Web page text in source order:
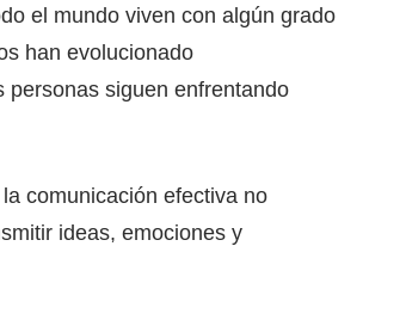
el mundo viven con algún grado
han evolucionado
personas siguen enfrentando
comunicación efectiva no
ideas, emociones y